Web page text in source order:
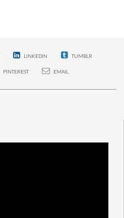
LINKEDIN TUMBLR
PINTEREST EMAIL